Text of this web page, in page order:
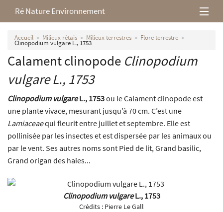
Ré Nature Environnement
L’association
Milieux rétais
Nos parutions
Accueil Milieux rétais Milieux terrestres Flore terrestre
Clinopodium vulgare L., 1753
Calament clinopode Clinopodium
vulgareL., 1753
Clinopodium vulgareL., 1753ou le Calament clinopode est
une plante vivace, mesurant jusqu’à 70 cm. C’est une
Lamiaceaequi fleurit entre juillet et septembre. Elle est
pollinisée par les insectes et est dispersée par les animaux ou
par le vent. Ses autres noms sont Pied de lit, Grand basilic,
Grand origan des haies...
Clinopodium vulgareL., 1753
Crédits : Pierre Le Gall